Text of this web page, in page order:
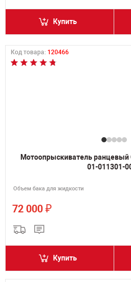
Купить
Код товара: 120466
Мотоопрыскиватель ранцевый
01-011301-
Объем бака для жидкости
72 000 ₽
Купить